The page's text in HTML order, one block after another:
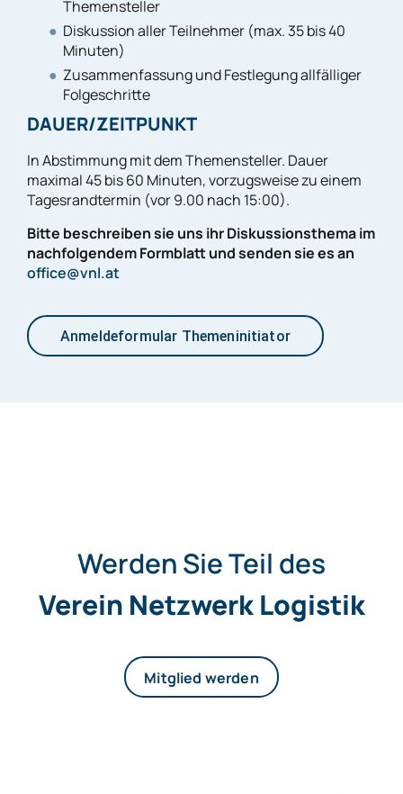
Themensteller
Diskussion aller Teilnehmer (max. 35 bis 40
Minuten)
Zusammenfassung und Festlegung allfälliger
Folgeschritte
DAUER/ZEITPUNKT
In Abstimmung mit dem Themensteller. Dauer
maximal 45 bis 60 Minuten, vorzugsweise zu einem
Tagesrandtermin (vor 9.00 nach 15:00).
Bitte beschreiben sie uns ihr Diskussionsthema im
nachfolgendem Formblatt und senden sie es an
office@vnl.at
Anmeldeformular Themeninitiator
Werden Sie Teil des
Verein Netzwerk Logistik
Mitglied werden